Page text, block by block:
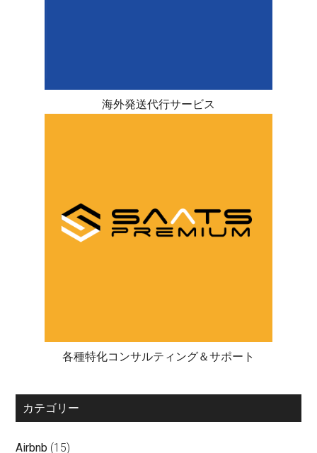
海外発送代行サービス
各種特化コンサルティング＆サポート
カテゴリー
Airbnb (15)